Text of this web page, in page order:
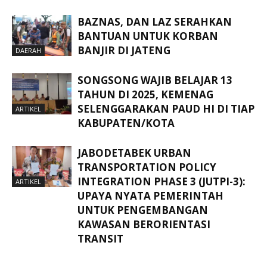
DAERAH
BAZNAS, DAN LAZ SERAHKAN
BANTUAN UNTUK KORBAN
BANJIR DI JATENG
ARTIKEL
SONGSONG WAJIB BELAJAR 13
TAHUN DI 2025, KEMENAG
SELENGGARAKAN PAUD HI DI TIAP
KABUPATEN/KOTA
ARTIKEL
JABODETABEK URBAN
TRANSPORTATION POLICY
INTEGRATION PHASE 3 (JUTPI-3):
UPAYA NYATA PEMERINTAH
UNTUK PENGEMBANGAN
KAWASAN BERORIENTASI
TRANSIT